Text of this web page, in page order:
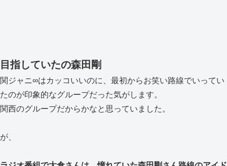
目指していたの森田剛
関ジャニ∞はカッコいいのに、最初からお笑い路線でいってい
たのが印象的なグループだった気がします。
関西のグループだからかなと思っていました。
が、